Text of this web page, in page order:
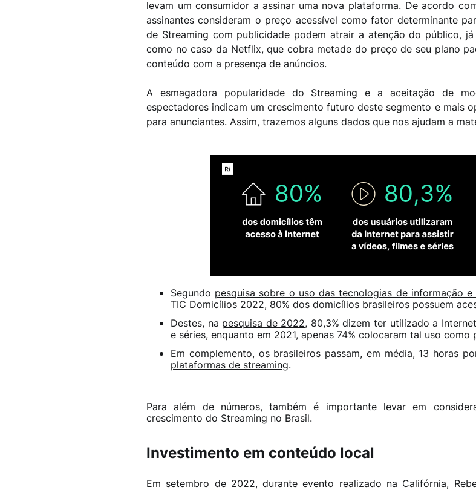
levam um consumidor a assinar uma nova plataforma. De acordo
assinantes consideram o preço acessível como fator determinante
de Streaming com publicidade podem atrair a atenção do público,
como no caso da Netflix, que cobra metade do preço de seu plano
conteúdo com a presença de anúncios.
A esmagadora popularidade do Streaming e a aceitação de
espectadores indicam um crescimento futuro deste segmento e mais
para anunciantes. Assim, trazemos alguns dados que nos ajudam a
Segundo pesquisa sobre o uso das tecnologias de informação
TIC Domicílios 2022, 80% dos domicílios brasileiros possuem
Destes, na pesquisa de 2022, 80,3% dizem ter utilizado a
e séries, enquanto em 2021, apenas 74% colocaram tal uso
Em complemento, os brasileiros passam, em média, 13 horas
plataformas de streaming.
Para além de números, também é importante levar em
crescimento do Streaming no Brasil.
Investimento em conteúdo local
Em setembro de 2022, durante evento realizado na Califórnia,